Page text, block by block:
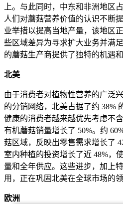
上。与此同时，中东和非洲地区
人们对蘑菇营养价值的认识不断
业举措以提高当地产量，该地区
些区域差异为寻求扩大业务并满
的蘑菇生产商提供了独特的机遇和
北美
由于消费者对植物性营养的广泛
的分销网络，北美占据了约 38%
健康的消费者越来越优先考虑不
有机蘑菇销量增长了 50%。约
菇区域，反映出零售需求增长了
室内种植的投资增长了近 48%，
量和全年供应。这些进步，加上
用，正在巩固北美在全球市场的领
欧洲